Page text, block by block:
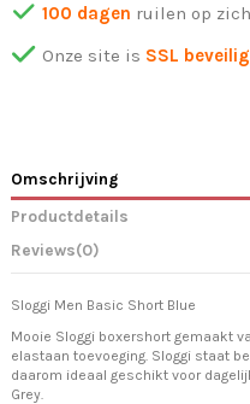
100 dagen ruilen op
Onze site is SSL
Omschrijving
Productdetails
Reviews(0)
Sloggi Men Basic Short Blue
Mooie Sloggi boxershort gemaakt
elastaan toevoeging. Sloggi staat
daarom ideaal geschikt voor
Grey.